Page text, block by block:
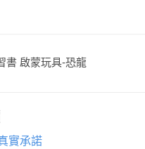
書 啟蒙玩具-恐龍
實承諾